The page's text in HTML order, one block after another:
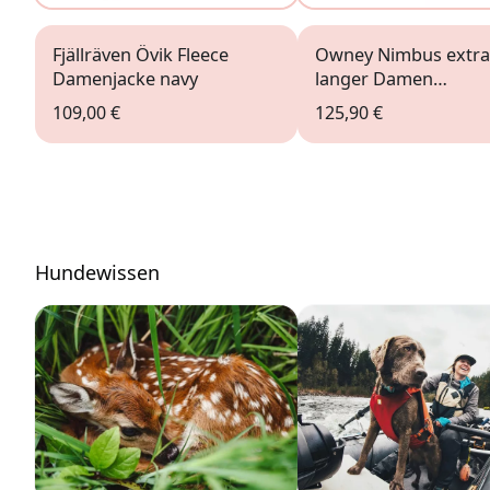
Fjällräven Övik Fleece
Damenjacke navy
109,00 €
Owney Nimbus extra
langer Damen
Regenmantel
125,90 €
Hundewissen